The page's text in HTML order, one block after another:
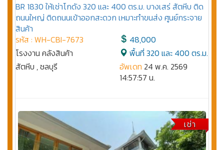
BR 1830 ให้เช่าโกดัง 320 และ 400 ตร.ม. บางเสร่ สัตหีบ ติด
ถนนใหญ่ ติดถนนเข้าออกสะดวก เหมาะทำขนส่ง ศูนย์กระจาย
สินค้า
รหัส : WH-CBI-7673
โรงงาน คลังสินค้า
สัตหีบ , ชลบุรี
48,000
พื้นที่ 320 และ 400 ตร.ม.
อัพเดท 24 พ.ค. 2569
14:57:57 น.
เช่า